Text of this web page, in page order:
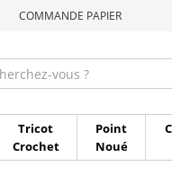
COMMANDE PAPIER
Tricot
Crochet
Point
Noué